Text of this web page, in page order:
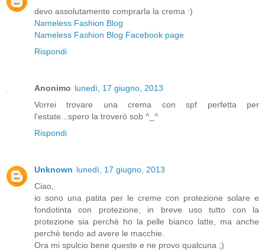
devo assolutamente comprarla la crema :)
Nameless Fashion Blog
Nameless Fashion Blog Facebook page
Rispondi
Anonimo lunedì, 17 giugno, 2013
Vorrei trovare una crema con spf perfetta per
l'estate...spero la troverò sob ^_^
Rispondi
Unknown lunedì, 17 giugno, 2013
Ciao,
io sono una patita per le creme con protezione solare e
fondotinta con protezione, in breve uso tutto con la
protezione sia perchè ho la pelle bianco latte, ma anche
perchè tendo ad avere le macchie.
Ora mi spulcio bene queste e ne provo qualcuna ;)